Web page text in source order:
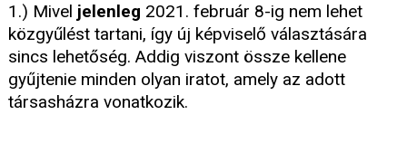
1.) Mivel jelenleg 2021. február 8-ig nem lehet
közgyűlést tartani, így új képviselő választására
sincs lehetőség. Addig viszont össze kellene
gyűjtenie minden olyan iratot, amely az adott
társasházra vonatkozik.